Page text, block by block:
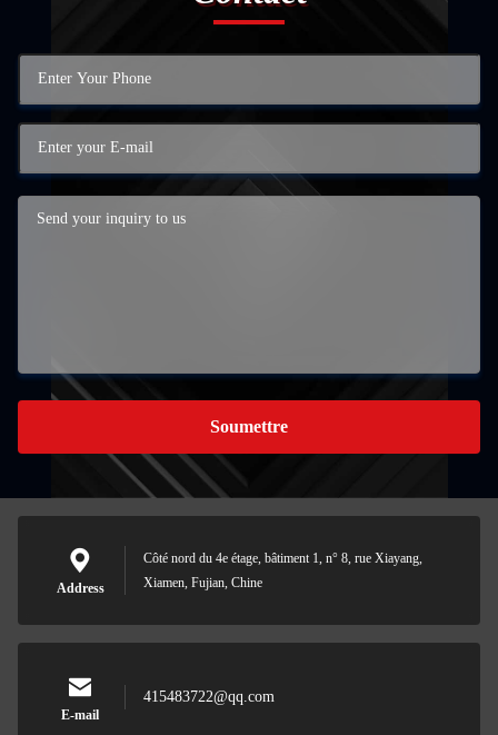
Soumettre
Address
Côté nord du 4e étage, bâtiment 1, n° 8, rue Xiayang,
Xiamen, Fujian, Chine
E-mail
415483722@qq.com